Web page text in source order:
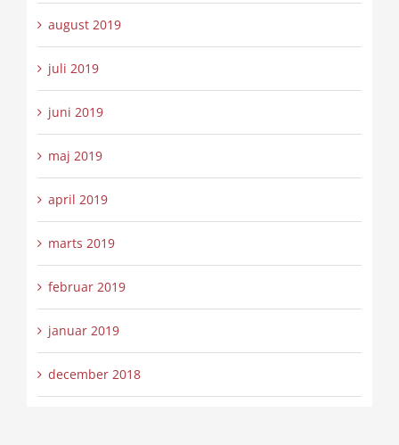
august 2019
juli 2019
juni 2019
maj 2019
april 2019
marts 2019
februar 2019
januar 2019
december 2018